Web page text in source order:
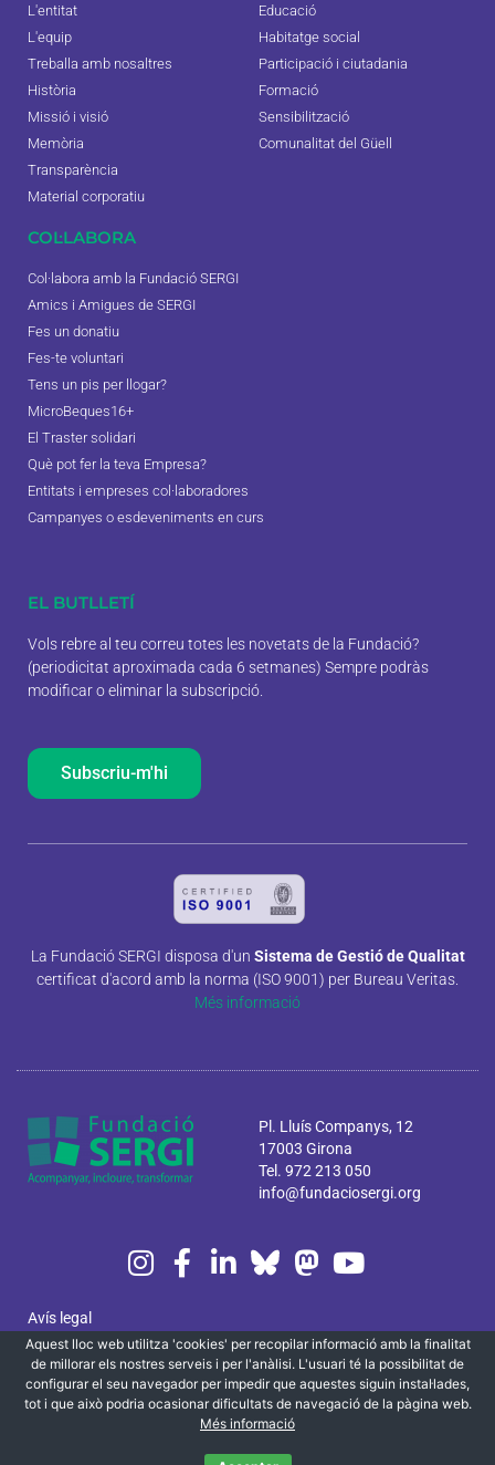
L'entitat
L'equip
Treballa amb nosaltres
Història
Missió i visió
Memòria
Transparència
Material corporatiu
Educació
Habitatge social
Participació i ciutadania
Formació
Sensibilització
Comunalitat del Güell
COL·LABORA
Col·labora amb la Fundació SERGI
Amics i Amigues de SERGI
Fes un donatiu
Fes-te voluntari
Tens un pis per llogar?
MicroBeques16+
El Traster solidari
Què pot fer la teva Empresa?
Entitats i empreses col·laboradores
Campanyes o esdeveniments en curs
EL BUTLLETÍ
Vols rebre al teu correu totes les novetats de la Fundació?
(periodicitat aproximada cada 6 setmanes) Sempre podràs
modificar o eliminar la subscripció.
Subscriu-m'hi
La Fundació SERGI disposa d'un Sistema de Gestió de Qualitat
certificat d'acord amb la norma (ISO 9001) per Bureau Veritas.
Més informació
Pl. Lluís Companys, 12
17003 Girona
Tel. 972 213 050
info@fundaciosergi.org
Avís legal
Política de privacitat i cookies
Canal ètic
Aquest lloc web utilitza 'cookies' per recopilar informació amb la finalitat
de millorar els nostres serveis i per l'anàlisi. L'usuari té la possibilitat de
configurar el seu navegador per impedir que aquestes siguin instal·lades,
tot i que això podria ocasionar dificultats de navegació de la pàgina web.
Més informació